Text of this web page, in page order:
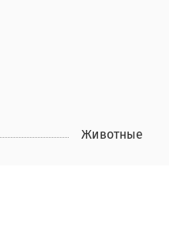
Животные